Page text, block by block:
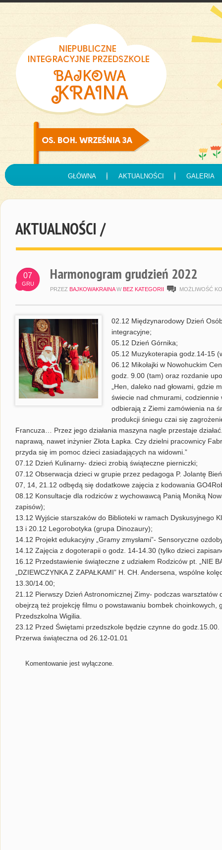
GŁÓWNA AKTUALNOŚCI GALERIA
AKTUALNOŚCI /
07
GRU
Harmonogram grudzień 2022
PRZEZ BAJKOWAKRAINA W BEZ KATEGORII MOŻLIWOŚĆ
02.12 Międzynarodowy Dzień
integracyjne;
05.12 Dzień Górnika;
05.12 Muzykoterapia godz.14-15
06.12 Mikołajki w Nowohuckim
godz. 9.00 (tam) oraz rozdanie
„Hen, daleko nad głowami, gdzie
świecie nad chmurami, codziennie
odbierają z Ziemi zamówienia na
produkcji śniegu czai się
Francuza… Przez jego działania maszyna nagle przestaje
naprawą, nawet inżynier Złota Łapka. Czy dzielni pracownicy
przyda się im pomoc dzieci zasiadających na widowni.”
07.12 Dzień Kulinarny- dzieci zrobią świąteczne pierniczki;
07.12 Obserwacja dzieci w grupie przez pedagoga P. Jolantę
07, 14, 21.12 odbędą się dodatkowe zajęcia z kodowania
08.12 Konsultacje dla rodziców z wychowawcą Panią Moniką
zapisów);
13.12 Wyjście starszaków do Biblioteki w ramach Dyskusyjnego
13 i 20.12 Legorobotyka (grupa Dinozaury);
14.12 Projekt edukacyjny „Gramy zmysłami”- Sensoryczne
14.12 Zajęcia z dogoterapii o godz. 14-14.30 (tylko dzieci
16.12 Przedstawienie świąteczne z udziałem Rodziców pt. „NIE
„DZIEWCZYNKA Z ZAPAŁKAMI” H. CH. Andersena, wspólne
13.30/14.00;
21.12 Pierwszy Dzień Astronomicznej Zimy- podczas warsztatów
obejrzą też projekcję filmu o powstawaniu bombek choinkowych,
Przedszkolna Wigilia.
23.12 Przed Świętami przedszkole będzie czynne do godz.15.00.
Przerwa świąteczna od 26.12-01.01
Komentowanie jest wyłączone.